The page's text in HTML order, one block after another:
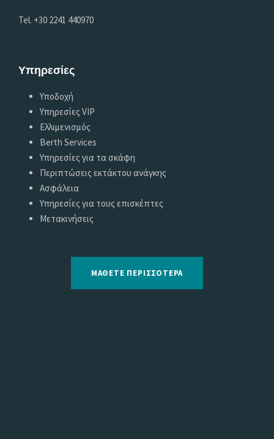
Tel. +30 2241 440970
Υπηρεσίες
Υποδοχή
Υπηρεσίες VIP
Ελλιμενισμός
Berth Services
Υπηρεσίες για τα σκάφη
Περιπτώσεις εκτάκτου ανάγκης
Ασφάλεια
Υπηρεσίες για τους επισκέπτες
Μετακινήσεις
ΜΆΘΕΤΕ ΠΕΡΙΣΣΌΤΕΡΑ